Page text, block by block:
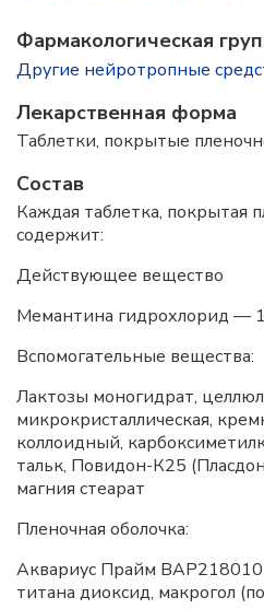
Фармакологическая
Другие нейротропные
Лекарственная форма
Таблетки, покрытые
Состав
Каждая таблетка, покрытая
содержит:
Действующее вещество
Мемантина гидрохлорид —
Вспомогательные вещества:
Лактозы моногидрат,
микрокристаллическая,
коллоидный,
тальк, Повидон-К25
магния стеарат
Пленочная оболочка:
Аквариус Прайм ВАР218010
титана диоксид, макрогол